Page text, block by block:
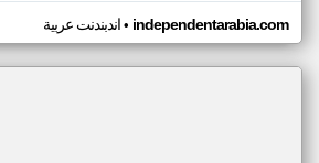
اندبندنت عربية• independentarabia.com